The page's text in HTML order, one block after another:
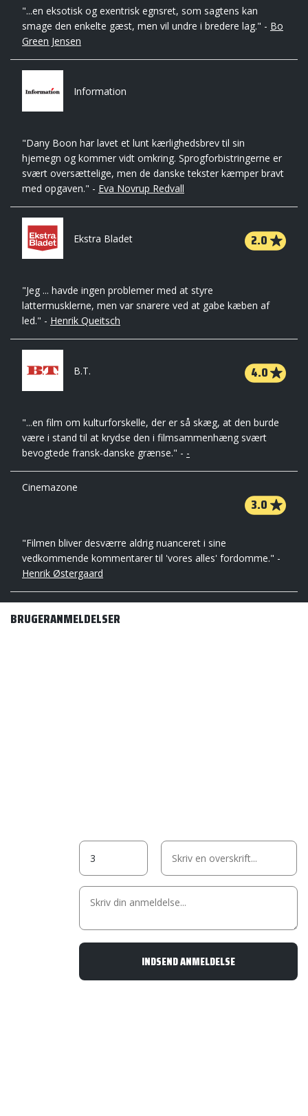
"...en eksotisk og exentrisk egnsret, som sagtens kan
smage den enkelte gæst, men vil undre i bredere lag." - Bo
Green Jensen
Information
"Dany Boon har lavet et lunt kærlighedsbrev til sin
hjemegn og kommer vidt omkring. Sprogforbistringerne er
svært oversættelige, men de danske tekster kæmper bravt
med opgaven." - Eva Novrup Redvall
Ekstra Bladet 2.0
"Jeg ... havde ingen problemer med at styre
lattermusklerne, men var snarere ved at gabe kæben af
led." - Henrik Queitsch
B.T. 4.0
"...en film om kulturforskelle, der er så skæg, at den burde
være i stand til at krydse den i filmsammenhæng svært
bevogtede fransk-danske grænse." - -
Cinemazone
3.0
"Filmen bliver desværre aldrig nuanceret i sine
vedkommende kommentarer til 'vores alles' fordomme." -
Henrik Østergaard
BRUGERANMELDELSER